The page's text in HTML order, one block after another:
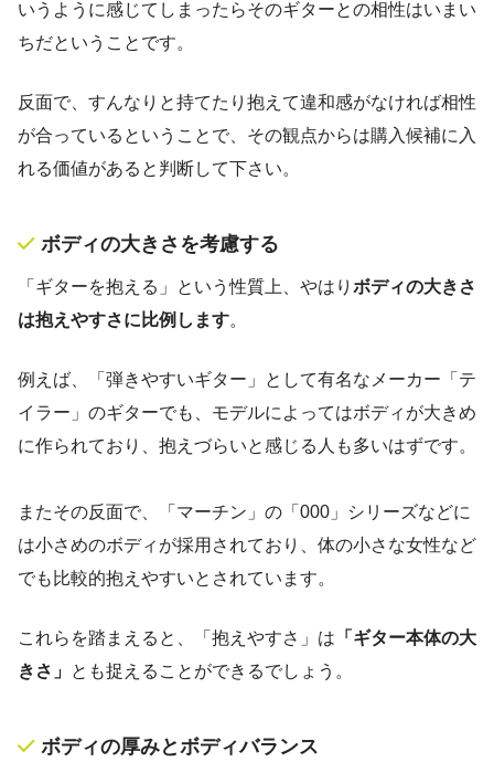
いうように感じてしまったらそのギターとの相性はいまい
ちだということです。
反面で、すんなりと持てたり抱えて違和感がなければ相性
が合っているということで、その観点からは購入候補に入
れる価値があると判断して下さい。
ボディの大きさを考慮する
「ギターを抱える」という性質上、やはり ボディの大きさ
は抱えやすさに比例します。
例えば、「弾きやすいギター」として有名なメーカー「テ
イラー」のギターでも、モデルによってはボディが大きめ
に作られており、抱えづらいと感じる人も多いはずです。
またその反面で、「マーチン」の「000」シリーズなどに
は小さめのボディが採用されており、体の小さな女性など
でも比較的抱えやすいとされています。
これらを踏まえると、「抱えやすさ」は 「ギター本体の大
きさ」 とも捉えることができるでしょう。
ボディの厚みとボディバランス